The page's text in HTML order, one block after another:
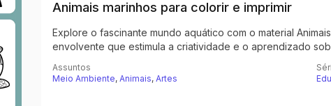
Animais marinhos para colorir e imprimir
Explore o fascinante mundo aquático com o material
envolvente que estimula a criatividade e o aprendizado
Assuntos
Meio Ambiente, Animais, Artes